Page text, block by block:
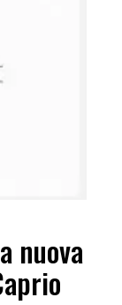
nuova